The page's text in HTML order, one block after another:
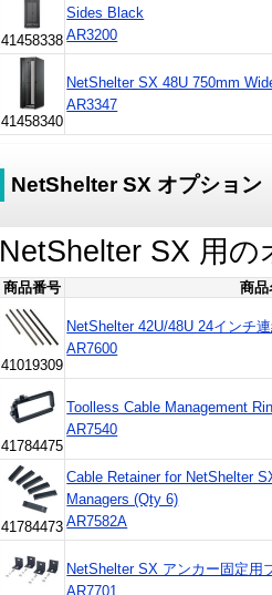
41458338
Sides Black
AR3200
41458340
NetShelter SX 48U 750mm
AR3347
NetShelter SX オプション
NetShelter SX 用
商品番号 商品
41019309
NetShelter 42U/48U 24インチ
AR7600
41784475
Toolless Cable Management
AR7540
41784473
Cable Retainer for NetShelter
Managers (Qty 6)
AR7582A
NetShelter SX アンカー固定用
AR7701